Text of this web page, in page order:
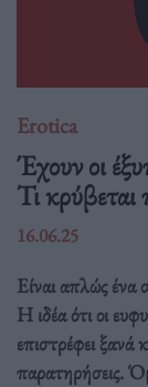
Erotica
Έχουν οι
Τι
16.06.25
Είναι απλώς ένα
Η ιδέα ότι οι
επιστρέφει ξανά
παρατηρήσεις.